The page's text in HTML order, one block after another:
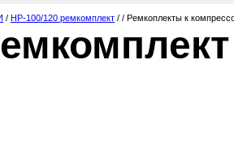
/ HP-100/120 ремкомплект / / Ремкоплекты к